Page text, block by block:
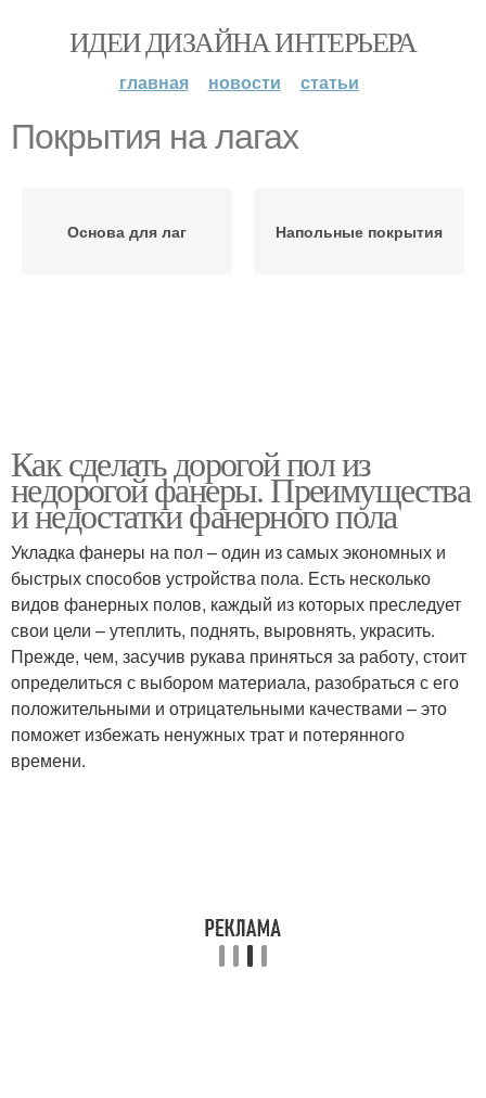
ИДЕИ ДИЗАЙНА ИНТЕРЬЕРА
главная новости статьи
Покрытия на лагах
Основа для лаг Напольные покрытия
Как сделать дорогой пол из
недорогой фанеры. Преимущества
и недостатки фанерного пола
Укладка фанеры на пол – один из самых экономных и
быстрых способов устройства пола. Есть несколько
видов фанерных полов, каждый из которых преследует
свои цели – утеплить, поднять, выровнять, украсить.
Прежде, чем, засучив рукава приняться за работу, стоит
определиться с выбором материала, разобраться с его
положительными и отрицательными качествами – это
поможет избежать ненужных трат и потерянного
времени.